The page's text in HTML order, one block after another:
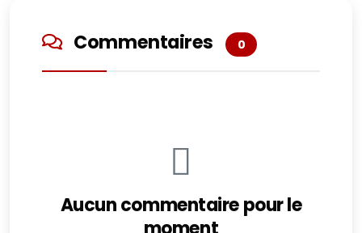
Commentaires 0
Aucun commentaire pour le